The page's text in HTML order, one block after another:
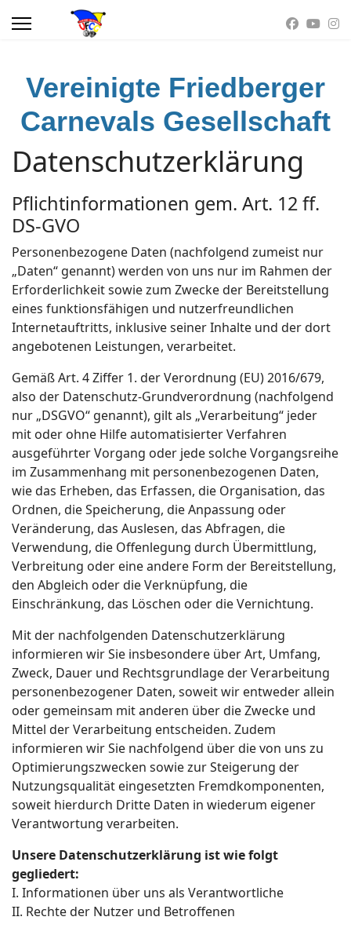
Vereinigte Friedberger
Carnevals Gesellschaft
Datenschutzerklärung
Pflichtinformationen gem. Art. 12 ff.
DS-GVO
Personenbezogene Daten (nachfolgend zumeist nur
„Daten“ genannt) werden von uns nur im Rahmen der
Erforderlichkeit sowie zum Zwecke der Bereitstellung
eines funktionsfähigen und nutzerfreundlichen
Internetauftritts, inklusive seiner Inhalte und der dort
angebotenen Leistungen, verarbeitet.
Gemäß Art. 4 Ziffer 1. der Verordnung (EU) 2016/679,
also der Datenschutz-Grundverordnung (nachfolgend
nur „DSGVO“ genannt), gilt als „Verarbeitung“ jeder
mit oder ohne Hilfe automatisierter Verfahren
ausgeführter Vorgang oder jede solche Vorgangsreihe
im Zusammenhang mit personenbezogenen Daten,
wie das Erheben, das Erfassen, die Organisation, das
Ordnen, die Speicherung, die Anpassung oder
Veränderung, das Auslesen, das Abfragen, die
Verwendung, die Offenlegung durch Übermittlung,
Verbreitung oder eine andere Form der Bereitstellung,
den Abgleich oder die Verknüpfung, die
Einschränkung, das Löschen oder die Vernichtung.
Mit der nachfolgenden Datenschutzerklärung
informieren wir Sie insbesondere über Art, Umfang,
Zweck, Dauer und Rechtsgrundlage der Verarbeitung
personenbezogener Daten, soweit wir entweder allein
oder gemeinsam mit anderen über die Zwecke und
Mittel der Verarbeitung entscheiden. Zudem
informieren wir Sie nachfolgend über die von uns zu
Optimierungszwecken sowie zur Steigerung der
Nutzungsqualität eingesetzten Fremdkomponenten,
soweit hierdurch Dritte Daten in wiederum eigener
Verantwortung verarbeiten.
Unsere Datenschutzerklärung ist wie folgt
gegliedert:
I. Informationen über uns als Verantwortliche
II. Rechte der Nutzer und Betroffenen